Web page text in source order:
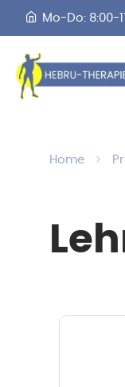
Mo-Do: 8:00-
Home